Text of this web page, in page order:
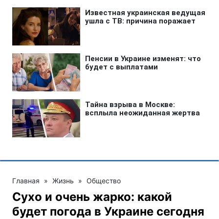
Главная » Жизнь » Общество
Сухо и очень жарко: какой
будет погода в Украине сегодня